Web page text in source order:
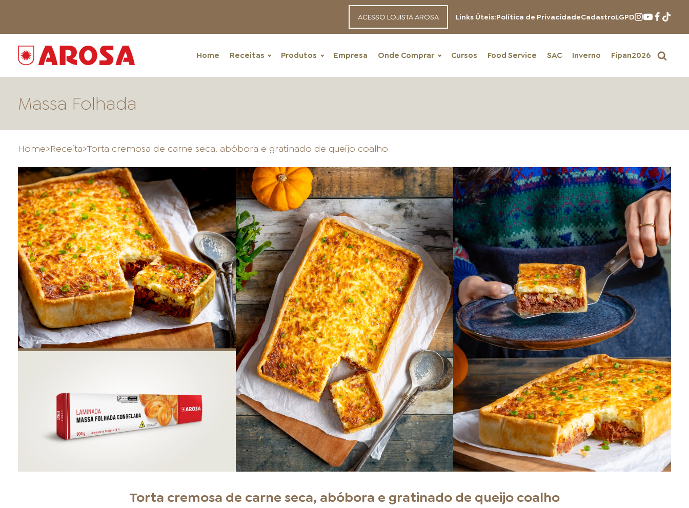
ACESSO LOJISTA AROSA Links Úteis:Política de PrivacidadeCadastroLGPD
Home Receitas Produtos Empresa Onde Comprar Cursos Food Service SAC Inverno Fipan2026
HOME RECEITAS
ONDE COMPRAR LOJAS AROSA DISTRIBUIDORES E REPRESENTANTES
FOOD SERVICE EMPRESA AGENDA DE CURSOS
INVERNO SAC ACESSO PARA PARCEIROS
Massa Folhada
Home>Receita>Torta cremosa de carne seca, abóbora e gratinado de queijo coalho
Torta cremosa de carne seca, abóbora e gratinado de queijo coalho